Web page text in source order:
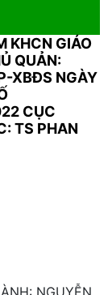
KHCN GIÁO
QUẢN:
XBĐS NGÀY
CỤC
TS PHAN
NGUYỄN